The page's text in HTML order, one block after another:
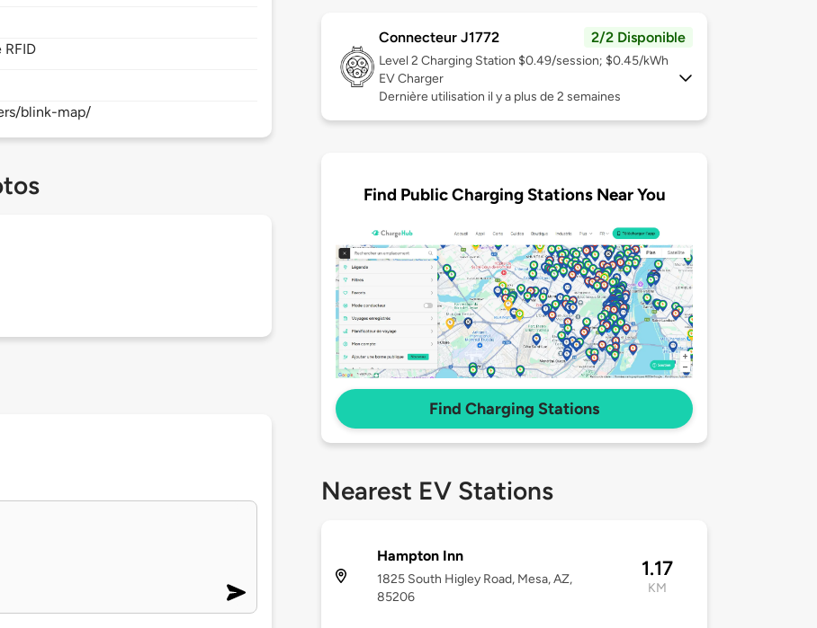
blink-map/
Connecteur J1772 2/2 Disponible
Level 2 Charging Station $0.49/session; $0.45/kWh
EV Charger
Dernière utilisation il y a plus de 2 semaines
Find Public Charging Stations Near You
Find Charging Stations
Nearest EV Stations
Hampton Inn
1825 South Higley Road, Mesa, AZ,
85206
1.17
KM